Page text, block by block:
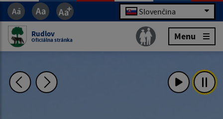
Slovenčina
Rudlov
Oficiálna stránka Menu